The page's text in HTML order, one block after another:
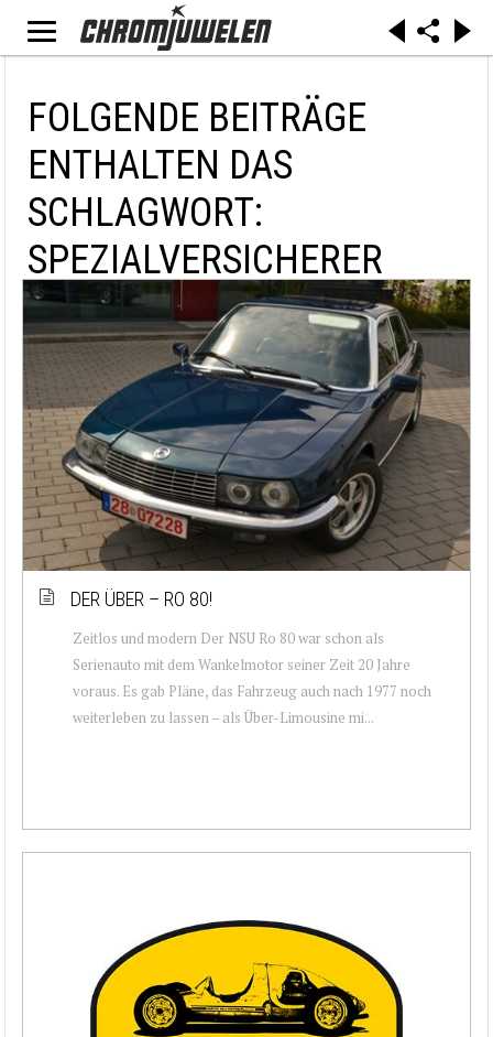
FOLGENDE BEITRÄGE
ENTHALTEN DAS
SCHLAGWORT:
SPEZIALVERSICHERER
DER ÜBER – RO 80!
Zeitlos und modern Der NSU Ro 80 war schon als
Serienauto mit dem Wankelmotor seiner Zeit 20 Jahre
voraus. Es gab Pläne, das Fahrzeug auch nach 1977 noch
weiterleben zu lassen – als Über-Limousine mi...